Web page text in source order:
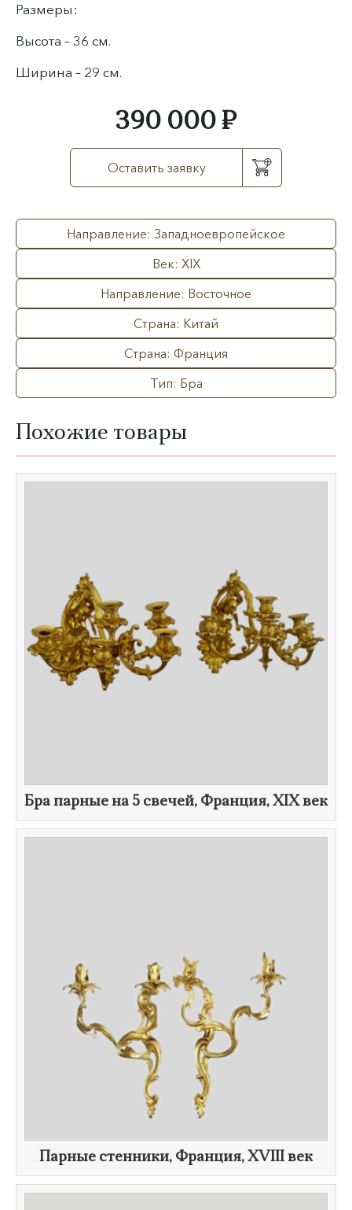
Размеры:
Высота – 36 см.
Ширина – 29 см.
390 000 ₽
Оставить заявку
Направление: Западноевропейское
Век: XIX
Направление: Восточное
Страна: Китай
Страна: Франция
Тип: Бра
Похожие товары
Бра парные на 5 свечей, Франция, XIX век
Парные стенники, Франция, XVIII век